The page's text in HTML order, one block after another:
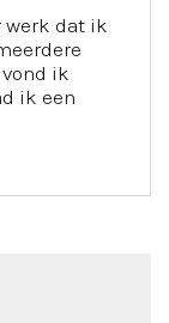
werk dat ik
ik
ik een